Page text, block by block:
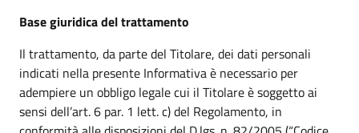
Base giuridica del trattamento
Il trattamento, da parte del Titolare, dei dati personali
indicati nella presente Informativa è necessario per
adempiere un obbligo legale cui il Titolare è soggetto ai
sensi dell’art. 6 par. 1 lett. c) del Regolamento, in